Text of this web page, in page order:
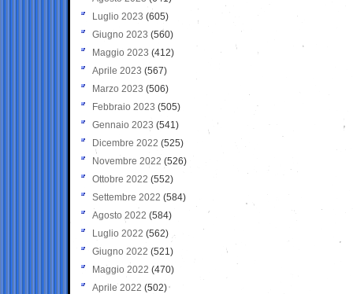
Luglio 2023 (605)
Giugno 2023 (560)
Maggio 2023 (412)
Aprile 2023 (567)
Marzo 2023 (506)
Febbraio 2023 (505)
Gennaio 2023 (541)
Dicembre 2022 (525)
Novembre 2022 (526)
Ottobre 2022 (552)
Settembre 2022 (584)
Agosto 2022 (584)
Luglio 2022 (562)
Giugno 2022 (521)
Maggio 2022 (470)
Aprile 2022 (502)